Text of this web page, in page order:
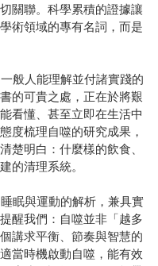
關聯。科學累積的證據讓
術領域的專有名詞，而是
般人能理解並付諸實踐的
的可貴之處，正在於將艱
看懂、甚至立即在生活中
度梳理自噬的研究成果，
楚明白：什麼樣的飲食、
的清理系統。
眠與運動的解析，兼具實
醒我們：自噬並非「越多
講求平衡、節奏與智慧的
當時機啟動自噬，能有效